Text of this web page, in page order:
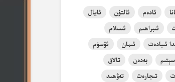
ئادەم ئالتۇن
ئايال
ئىبراھىم
ئىسلام
ئىبادەت
ئىمان
ئۆسۈم
بەدەن
تالاق
تىجارەت
تەۋھىد